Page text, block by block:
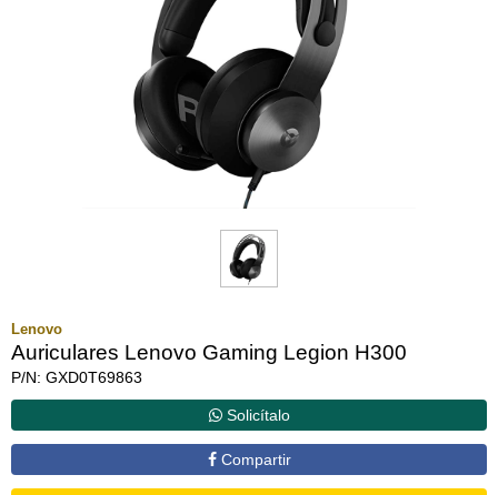
Lenovo
Auriculares Lenovo Gaming Legion H300
P/N: GXD0T69863
Solicítalo
Compartir